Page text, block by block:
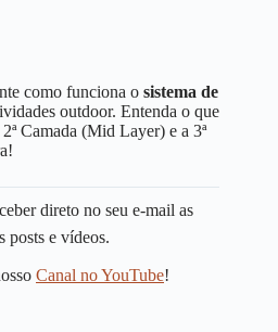
como funciona o sistema de
outdoor. Entenda o que
Camada (Mid Layer) e a 3ª
direto no seu e-mail as
posts e vídeos.
Canal no YouTube!